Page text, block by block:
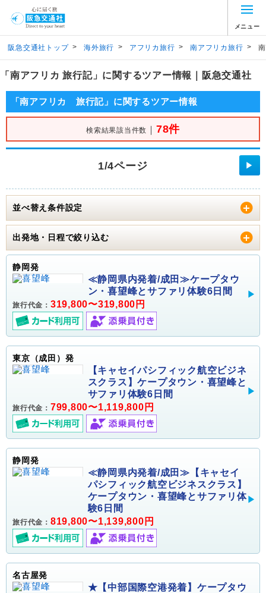
メニュー
阪急交通社トップ > 海外旅行 > アフリカ旅行 > 南アフリカ旅行 >
「南アフリカ 旅行記」に関するツアー情報｜阪急交通社
「南アフリカ 旅行記」に関するツアー情報
検索結果該当件数 ｜ 78件
1/4ページ ▶
並べ替え条件設定
出発地・日程で絞り込む
静岡発
≪静岡県内発着/成田≫ケープタウ
ン・喜望峰とサファリ体験6日間
旅行代金： 319,800〜319,800円
東京（成田）発
【キャセイパシフィック航空ビジネ
スクラス】ケープタウン・喜望峰と
サファリ体験6日間
旅行代金： 799,800〜1,119,800円
静岡発
≪静岡県内発着/成田≫【キャセイ
パシフィック航空ビジネスクラス】
ケープタウン・喜望峰とサファリ体
験6日間
旅行代金： 819,800〜1,139,800円
名古屋発
★【中部国際空港発着】ケープタウ